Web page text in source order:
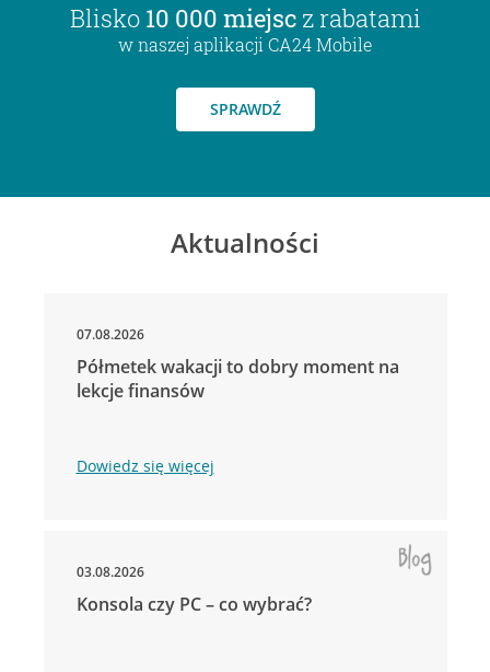
Blisko 10 000 miejsc z rabatami
w naszej aplikacji CA24 Mobile
SPRAWDŹ
Aktualności
07.08.2026
Półmetek wakacji to dobry moment na
lekcje finansów
Dowiedz się więcej
03.08.2026
Konsola czy PC – co wybrać?